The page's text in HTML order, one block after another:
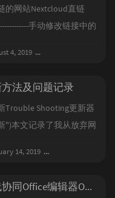
的网站Nextcloud直链
手动修改链接中的
直链的网站
directlink
4, 2019
法及问题记录
Trouble Shooting更新器
")本文记录了我从放弃网
程,因为从来没有顺利的
与网络不通有关.手动更
14, 2019
Nextcloud在线协同Office编辑器Onlyoffice Document Server搭建